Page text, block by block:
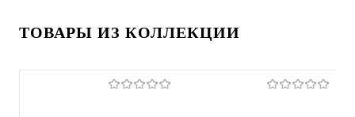
ТОВАРЫ ИЗ КОЛЛЕКЦИИ